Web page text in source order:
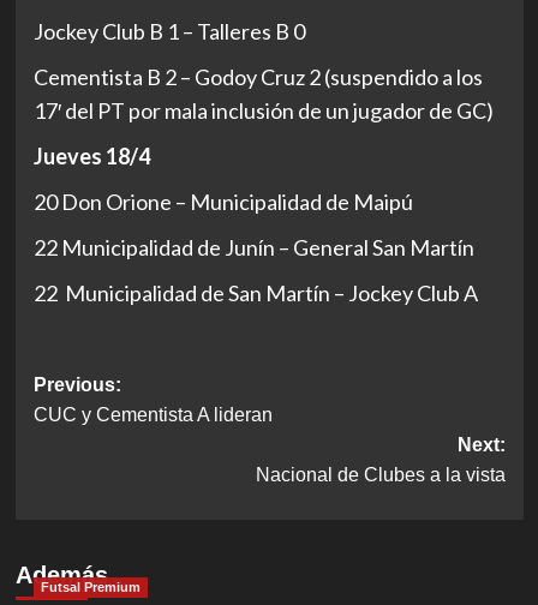
Jockey Club B 1 – Talleres B 0
Cementista B 2 – Godoy Cruz 2 (suspendido a los
17′ del PT por mala inclusión de un jugador de GC)
Jueves 18/4
20 Don Orione – Municipalidad de Maipú
22 Municipalidad de Junín – General San Martín
22 Municipalidad de San Martín – Jockey Club A
Post
navigation
Previous:
CUC y Cementista A lideran
Next:
Nacional de Clubes a la vista
Además
Futsal Premium